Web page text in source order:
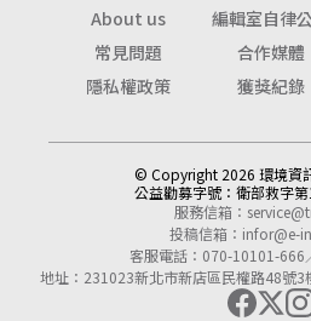
About us
編輯室自律
常見問題
合作媒體
隱私權政策
獲獎紀錄
© Copyright 2026 環境資
公益勸募字號： 衛部救字
服務信箱：
投稿信箱： infor@e-
客服電話：070-10101-666
地址：231023新北市新店區民權路48號3